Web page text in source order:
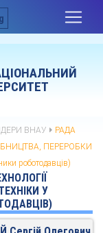
ВНАУ
РАДА
ПЕРЕРОБКИ
роботодавців)
У